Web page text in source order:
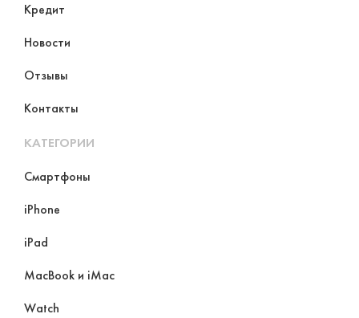
Кредит
Новости
Отзывы
Контакты
КАТЕГОРИИ
Смартфоны
iPhone
iPad
MacBook и iMac
Watch